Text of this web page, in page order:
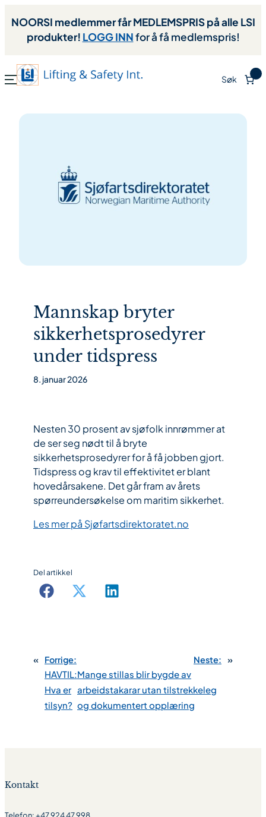
NOORSI medlemmer får MEDLEMSPRIS på alle LSI
produkter! LOGG INNfor å få medlemspris!
Søk
Mannskap bryter
sikkerhetsprosedyrer
under tidspress
8. januar 2026
Nesten 30 prosent av sjøfolk innrømmer at
de ser seg nødt til å bryte
sikkerhetsprosedyrer for å få jobben gjort.
Tidspress og krav til effektivitet er blant
hovedårsakene. Det går fram av årets
spørreundersøkelse om maritim sikkerhet.
Les mer på Sjøfartsdirektoratet.no
Del artikkel
« Forrige:
HAVTIL:
Hva er
tilsyn?
Neste:
Mange stillas blir bygde av
arbeidstakarar utan tilstrekkeleg
og dokumentert opplæring
»
Kontakt